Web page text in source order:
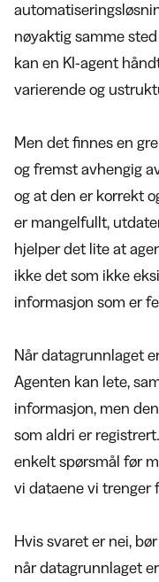
nøyaktig samme
kan en KI-agent
varierende og
Men det finnes en
og fremst avhengig
og at den er korrekt
er mangelfullt,
hjelper det lite at
ikke det som ikke
informasjon som er
Når datagrunnlaget
Agenten kan lete,
informasjon, men
som aldri er
enkelt spørsmål før
vi dataene vi trenger
Hvis svaret er nei,
når datagrunnlaget